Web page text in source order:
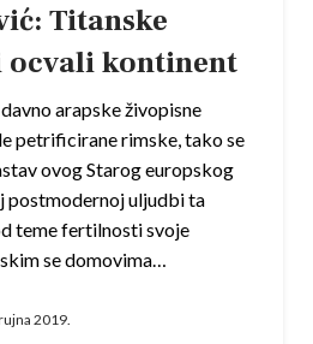
Titanske
ocvali kontinent
arapske živopisne
petrificirane rimske, tako se
ovog Starog europskog
postmodernoj uljudbi ta
teme fertilnosti svoje
se domovima…
2019.